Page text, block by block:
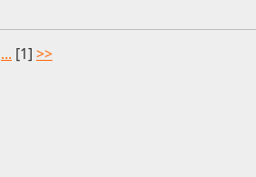
... [1] >>